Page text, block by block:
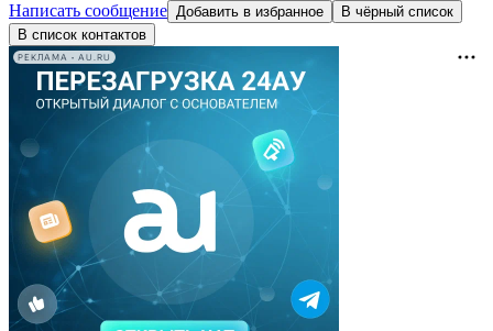
Написать сообщение Добавить в избранное
В чёрный список
В список контактов
РЕКЛАМА • AU.RU